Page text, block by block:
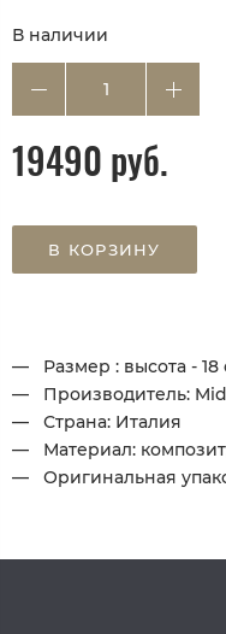
В наличии
19490 руб.
В КОРЗИНУ
Размер : высота - 18
Производитель:
Страна: Италия
Материал:
Оригинальная